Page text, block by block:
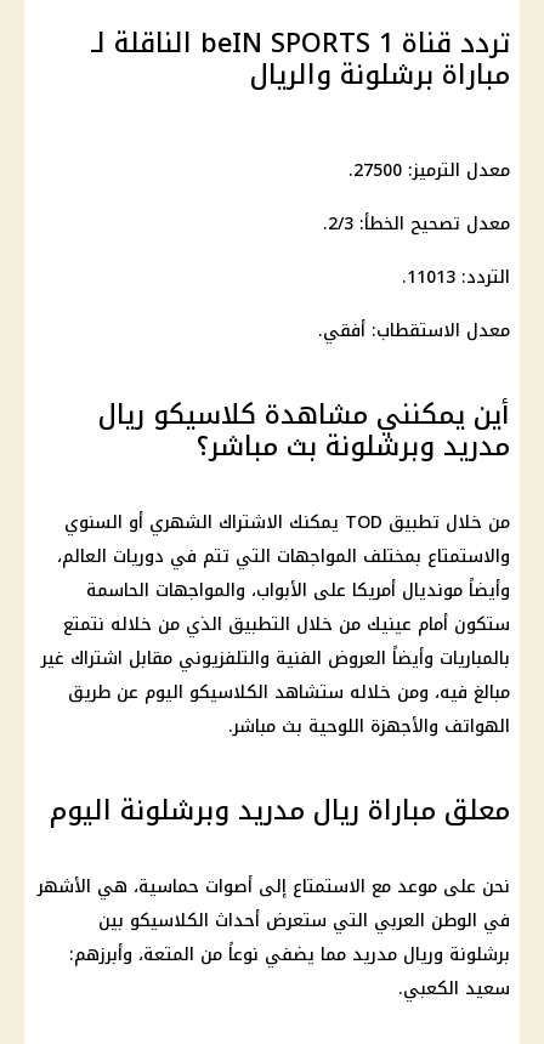
تردد قناة beIN SPORTS 1 الناقلة لـ
مباراة برشلونة والريال
معدل الترميز: 27500.
معدل تصحيح الخطأ: 2/3.
التردد: 11013.
معدل الاستقطاب: أفقي.
أين يمكنني مشاهدة كلاسيكو ريال
مدريد وبرشلونة بث مباشر؟
من خلال تطبيق TOD يمكنك الاشتراك الشهري أو السنوي
والاستمتاع بمختلف المواجهات التي تتم في دوريات العالم،
وأيضاً مونديال أمريكا على الأبواب، والمواجهات الحاسمة
ستكون أمام عينيك من خلال التطبيق الذي من خلاله نتمتع
بالمباريات وأيضاً العروض الفنية والتلفزيوني مقابل اشتراك غير
مبالغ فيه، ومن خلاله ستشاهد الكلاسيكو اليوم عن طريق
الهواتف والأجهزة اللوحية بث مباشر.
معلق مباراة ريال مدريد وبرشلونة اليوم
نحن على موعد مع الاستمتاع إلى أصوات حماسية، هي الأشهر
في الوطن العربي التي ستعرض أحداث الكلاسيكو بين
برشلونة وريال مدريد مما يضفي نوعاً من المتعة، وأبرزهم:
سعيد الكعبي.